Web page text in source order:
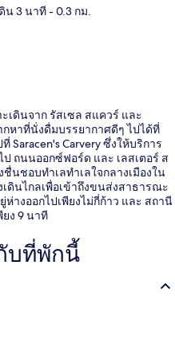
น 3 นาที- 0.3 กม.
เดินจาก รัสเซล สแควร์ และ
หาที่นั่งดื่มบรรยากาศดีๆ ไปได้ที่
Saracen's Carvery ซึ่งให้บริการ
ถนนออกซ์ฟอร์ด และ เลสเตอร์ ส
นชอบทำเลทำเลใจกลางเมืองใน
เดินไกลเพื่อเข้าถึงขนส่งสาธารณะ
างออกไปเพียงไม่กี่ก้าว และ สถานี
ง 9 นาที
บที่พักนี้